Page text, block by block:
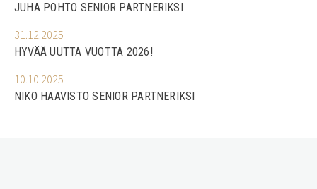
JUHA POHTO SENIOR PARTNERIKSI
31.12.2025
HYVÄÄ UUTTA VUOTTA 2026!
10.10.2025
NIKO HAAVISTO SENIOR PARTNERIKSI